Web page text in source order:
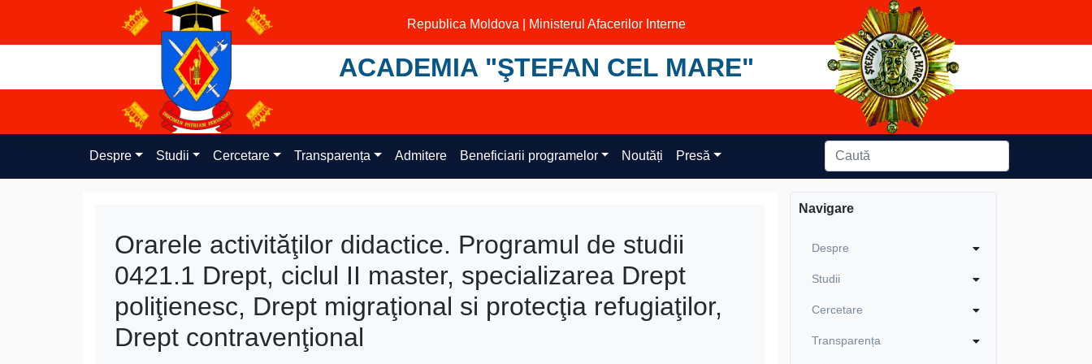
content
Republica Moldova | Ministerul Afacerilor Interne
ACADEMIA "ŞTEFAN CEL MARE"
Despre Studii Cercetare Transparența Admitere Beneficiarii programelor Noutăți Presă
Orarele activităţilor didactice. Programul de studii
0421.1 Drept, ciclul II master, specializarea Drept
poliţienesc, Drept migraţional si protecţia refugiaţilor,
Drept contravenţional
Navigare
Despre
Studii
Cercetare
Transparența